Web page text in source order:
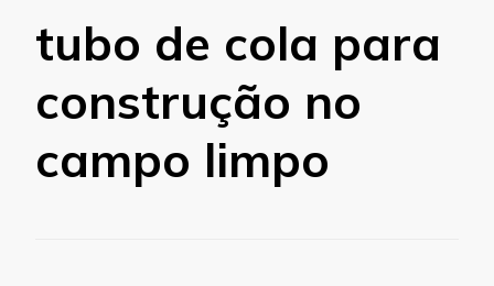
tubo de cola para
construção no
campo limpo